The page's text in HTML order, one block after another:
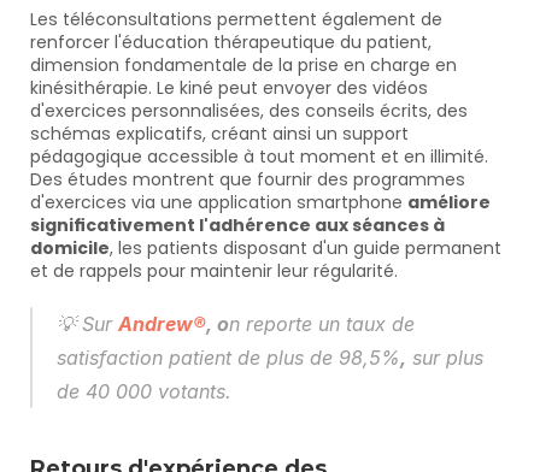
Les téléconsultations permettent également de
renforcer l'éducation thérapeutique du patient,
dimension fondamentale de la prise en charge en
kinésithérapie. Le kiné peut envoyer des vidéos
d'exercices personnalisées, des conseils écrits, des
schémas explicatifs, créant ainsi un support
pédagogique accessible à tout moment et en illimité.
Des études montrent que fournir des programmes
d'exercices via une application smartphone améliore
significativement l'adhérence aux séances à
domicile, les patients disposant d'un guide permanent
et de rappels pour maintenir leur régularité.
💡 Sur Andrew®, on reporte un taux de
satisfaction patient de plus de 98,5%, sur plus
de 40 000 votants.